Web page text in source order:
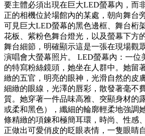
要主體必須出現在巨大LED螢幕內，而
正的相機位於場館內的某處，朝向舞台
可見巨大LED螢幕的黑色邊框、舞台桁
花板、紫粉色舞台燈光，以及螢幕下方
舞台細節，明確顯示這是一張在現場觀
演唱會大螢幕照片。 LED螢幕內：一位
的特寫粉絲鏡頭，她坐在人群中。她留
緻的五官，明亮的眼神，光滑自然的皮
細緻的眼線，光澤的唇彩，散發著毫不
質。她穿著一件品味高雅、突顯身材的
或柔和黑色），纖細的輪廓輕柔地強調
條精緻的項鍊和極簡耳環，時尚、性感
正做出可愛俏皮的眨眼表情，一隻眼睛